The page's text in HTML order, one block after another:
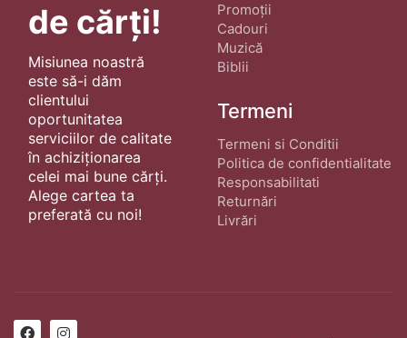
de cărți!
Misiunea noastră
este să-i dăm
clientului
oportunitatea
serviciilor de calitate
în achiziționarea
celei mai bune cărți.
Alege cartea ta
preferată cu noi!
Promoții
Cadouri
Muzică
Biblii
Termeni
Termeni si Conditii
Politica de confidentialitate
Responsabilitati
Returnări
Livrări